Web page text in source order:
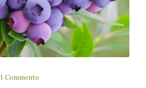
1 Commento